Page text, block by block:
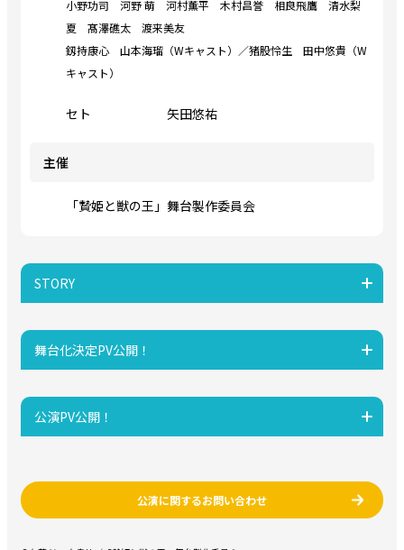
小野功司 河野 萌 河村薫平 木村昌誉 相良飛鷹 清水梨
夏 髙澤礁太 渡来美友
釼持康心 山本海瑠（Wキャスト）／猪股怜生 田中悠貴（W
キャスト）
セト 矢田悠祐
主催
「贄姫と獣の王」舞台製作委員会
STORY
舞台化決定PV公開！
公演PV公開！
公演に関するお問い合わせ